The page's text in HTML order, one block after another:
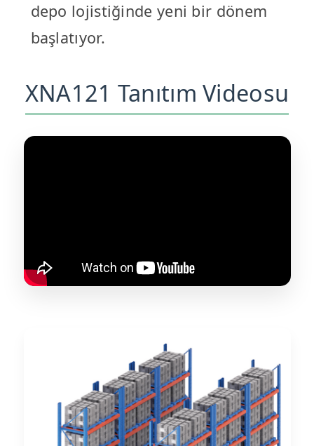
depo lojistiğinde yeni bir dönem
başlatıyor.
XNA121 Tanıtım Videosu